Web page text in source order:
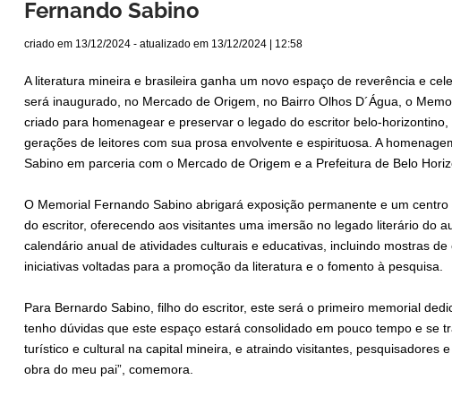
Fernando Sabino
criado em 13/12/2024 - atualizado em 13/12/2024 | 12:58
A literatura mineira e brasileira ganha um novo espaço de reverência e
será inaugurado, no Mercado de Origem, no Bairro Olhos D´Água, o
criado para homenagear e preservar o legado do escritor belo-
gerações de leitores com sua prosa envolvente e espirituosa. A
Sabino em parceria com o Mercado de Origem e a Prefeitura de Belo
O Memorial Fernando Sabino abrigará exposição permanente e um
do escritor, oferecendo aos visitantes uma imersão no legado literário do
calendário anual de atividades culturais e educativas, incluindo mostras
iniciativas voltadas para a promoção da literatura e o fomento à pesquisa.
Para Bernardo Sabino, filho do escritor, este será o primeiro memorial
tenho dúvidas que este espaço estará consolidado em pouco tempo e se
turístico e cultural na capital mineira, e atraindo visitantes, pesquisadores
obra do meu pai”, comemora.